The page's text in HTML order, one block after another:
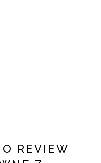
REVIEW